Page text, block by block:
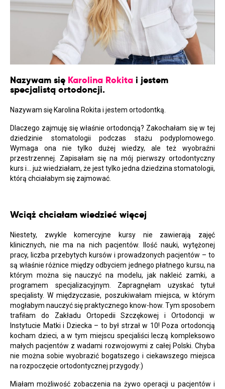
Nazywam się Karolina Rokita i jestem
specjalistą ortodoncji.
Nazywam się Karolina Rokita i jestem ortodontką.
Dlaczego zajmuję się właśnie ortodoncją? Zakochałam się w tej
dziedzinie stomatologii podczas stażu podyplomowego.
Wymaga ona nie tylko dużej wiedzy, ale też wyobraźni
przestrzennej. Zapisałam się na mój pierwszy ortodontyczny
kurs i… już wiedziałam, że jest tylko jedna dziedzina stomatologii,
którą chciałabym się zajmować.
Wciąż chciałam wiedzieć więcej
Niestety, zwykle komercyjne kursy nie zawierają zajęć
klinicznych, nie ma na nich pacjentów. Ilość nauki, wytężonej
pracy, liczba przebytych kursów i prowadzonych pacjentów – to
są właśnie różnice między odbyciem jednego płatnego kursu, na
którym można się nauczyć na modelu, jak nakleić zamki, a
programem specjalizacyjnym. Zapragnęłam uzyskać tytuł
specjalisty. W międzyczasie, poszukiwałam miejsca, w którym
mogłabym nauczyć się praktycznego know-how. Tym sposobem
trafiłam do Zakładu Ortopedii Szczękowej i Ortodoncji w
Instytucie Matki i Dziecka – to był strzał w 10! Poza ortodoncją
kocham dzieci, a w tym miejscu specjaliści leczą kompleksowo
małych pacjentów z wadami rozwojowymi z całej Polski. Chyba
nie można sobie wyobrazić bogatszego i ciekawszego miejsca
na rozpoczęcie ortodontycznej przygody:)
Miałam możliwość zobaczenia na żywo operacji u pacjentów i